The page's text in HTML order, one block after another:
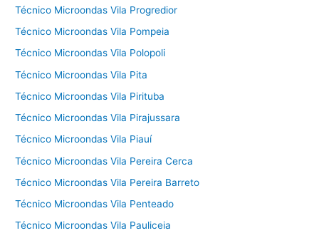
Técnico Microondas Vila Progredior
Técnico Microondas Vila Pompeia
Técnico Microondas Vila Polopoli
Técnico Microondas Vila Pita
Técnico Microondas Vila Pirituba
Técnico Microondas Vila Pirajussara
Técnico Microondas Vila Piauí
Técnico Microondas Vila Pereira Cerca
Técnico Microondas Vila Pereira Barreto
Técnico Microondas Vila Penteado
Técnico Microondas Vila Pauliceia